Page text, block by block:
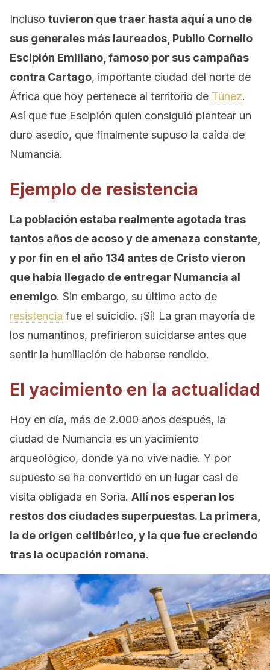
Incluso tuvieron que traer hasta aquí a uno de
sus generales más laureados, Publio Cornelio
Escipión Emiliano, famoso por sus campañas
contra Cartago, importante ciudad del norte de
África que hoy pertenece al territorio de Túnez.
Así que fue Escipión quien consiguió plantear un
duro asedio, que finalmente supuso la caída de
Numancia.
Ejemplo de resistencia
La población estaba realmente agotada tras
tantos años de acoso y de amenaza constante,
y por fin en el año 134 antes de Cristo vieron
que había llegado de entregar Numancia al
enemigo. Sin embargo, su último acto de
resistencia fue el suicidio. ¡Sí! La gran mayoría de
los numantinos, prefirieron suicidarse antes que
sentir la humillación de haberse rendido.
El yacimiento en la actualidad
Hoy en día, más de 2.000 años después, la
ciudad de Numancia es un yacimiento
arqueológico, donde ya no vive nadie. Y por
supuesto se ha convertido en un lugar casi de
visita obligada en Soria. Allí nos esperan los
restos dos ciudades superpuestas. La primera,
la de origen celtibérico, y la que fue creciendo
tras la ocupación romana.